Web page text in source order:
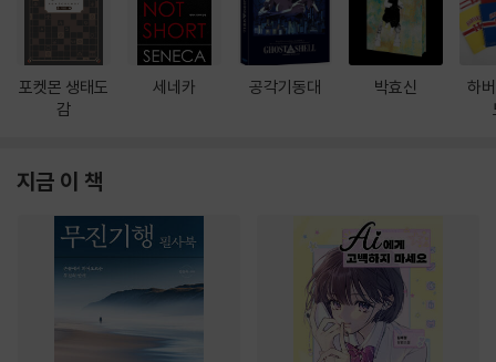
포켓몬 생태도
감
세네카 공각기동대 박효신
하
지금 이 책